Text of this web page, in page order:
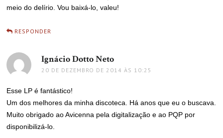
meio do delírio. Vou baixá-lo, valeu!
RESPONDER
Ignácio Dotto Neto
20 DE DEZEMBRO DE 2014 ÀS 10:25
Esse LP é fantástico!
Um dos melhores da minha discoteca. Há anos que eu o buscava.
Muito obrigado ao Avicenna pela digitalização e ao PQP por
disponibilizá-lo.